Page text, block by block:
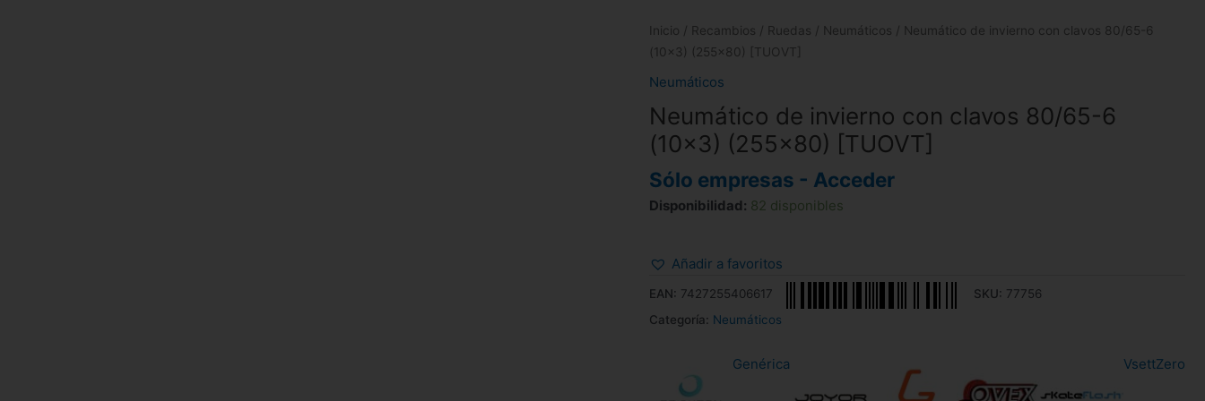
Inicio / Recambios / Ruedas / Neumáticos / Neumático de invierno con clavos 80/65-6
(10×3) (255×80) [TUOVT]
Neumáticos
Neumático de invierno con clavos 80/65-6
(10×3) (255×80) [TUOVT]
Sólo empresas - Acceder
Disponibilidad: 82 disponibles
Añadir a favoritos
EAN: 7427255406617 SKU: 77756
Categoría: Neumáticos
Genérica VsettZero